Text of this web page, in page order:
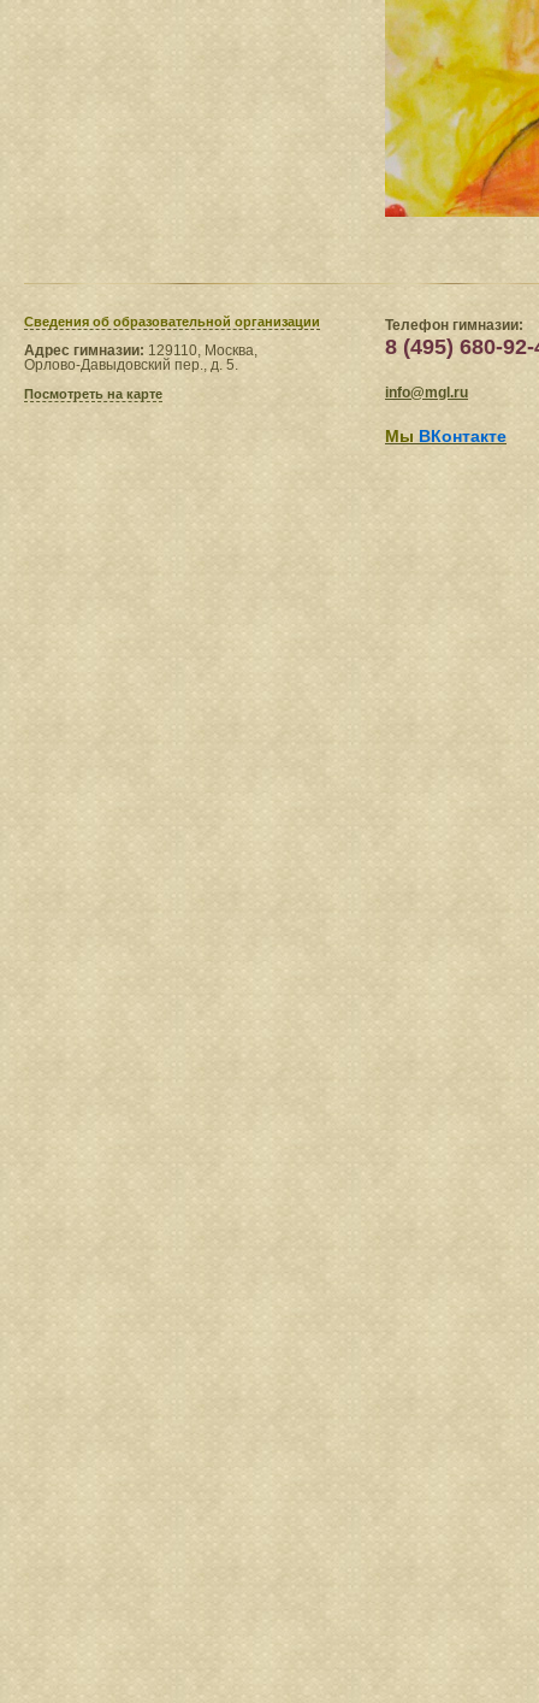
Сведения​ об образовательной организации
Адрес гимназии: 129110, Москва,
Орлово-Давыдовский пер., д. 5.
Посмотреть на карте
Телефон гимназии:
8 (495) 680-92-
info@mgl.ru
Мы ВКонтакте